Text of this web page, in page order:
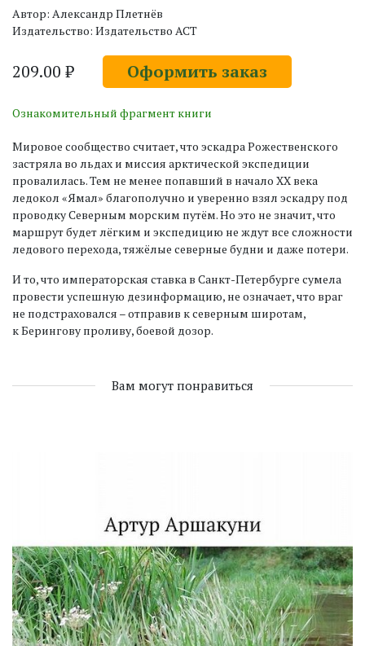
Автор: Александр Плетнёв
Издательство: Издательство АСТ
209.00 ₽ Оформить заказ
Ознакомительный фрагмент книги
Мировое сообщество считает, что эскадра Рожественского
застряла во льдах и миссия арктической экспедиции
провалилась. Тем не менее попавший в начало XX века
ледокол «Ямал» благополучно и уверенно взял эскадру под
проводку Северным морским путём. Но это не значит, что
маршрут будет лёгким и экспедицию не ждут все сложности
ледового перехода, тяжёлые северные будни и даже потери.
И то, что императорская ставка в Санкт-Петербурге сумела
провести успешную дезинформацию, не означает, что враг
не подстраховался – отправив к северным широтам,
к Берингову проливу, боевой дозор.
Вам могут понравиться